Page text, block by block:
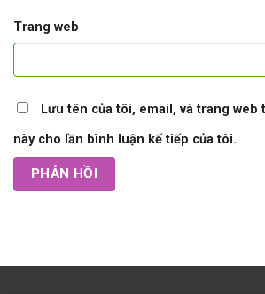
Trang web
Lưu tên của tôi, email, và trang
này cho lần bình luận kế tiếp của tôi.